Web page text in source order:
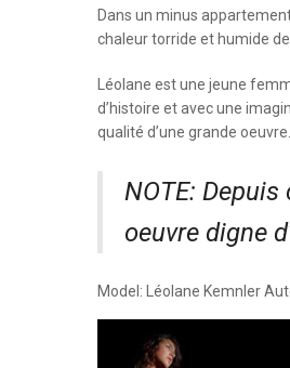
Dans un minus
chaleur torride et humide
Léolane est une jeune
d’histoire et avec une
qualité d’une grande oeuvre.
NOTE:
oeuvre digne
Model: Léolane Kemnler